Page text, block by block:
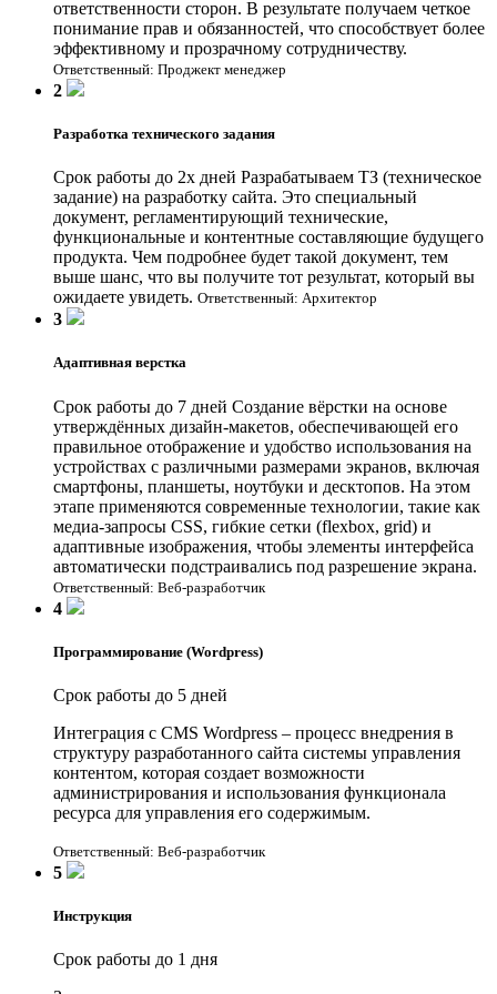
ответственности сторон. В результате получаем четкое
понимание прав и обязанностей, что способствует более
эффективному и прозрачному сотрудничеству.
Ответственный: Проджект менеджер
2
Разработка технического задания
Срок работы до 2х дней Разрабатываем ТЗ (техническое
задание) на разработку сайта. Это специальный
документ, регламентирующий технические,
функциональные и контентные составляющие будущего
продукта. Чем подробнее будет такой документ, тем
выше шанс, что вы получите тот результат, который вы
ожидаете увидеть. Ответственный: Архитектор
3
Адаптивная верстка
Срок работы до 7 дней Создание вёрстки на основе
утверждённых дизайн-макетов, обеспечивающей его
правильное отображение и удобство использования на
устройствах с различными размерами экранов, включая
смартфоны, планшеты, ноутбуки и десктопов. На этом
этапе применяются современные технологии, такие как
медиа-запросы CSS, гибкие сетки (flexbox, grid) и
адаптивные изображения, чтобы элементы интерфейса
автоматически подстраивались под разрешение экрана.
Ответственный: Веб-разработчик
4
Программирование (Wordpress)
Срок работы до 5 дней
Интеграция с CMS Wordpress – процесс внедрения в
структуру разработанного сайта системы управления
контентом, которая создает возможности
администрирования и использования функционала
ресурса для управления его содержимым.
Ответственный: Веб-разработчик
5
Инструкция
Срок работы до 1 дня